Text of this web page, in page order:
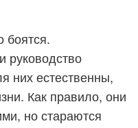
боятся.
руководство
них естественны,
Как правило, они
но стараются